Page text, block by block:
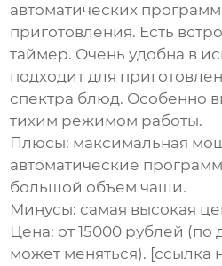
автоматических
приготовления. Есть
таймер. Очень удобна в
подходит для
спектра блюд. Особенно
тихим режимом работы.
Плюсы: максимальная
автоматические
большой объем чаши.
Минусы: самая высокая
Цена: от 15000 рублей (по
может меняться). [ссылка